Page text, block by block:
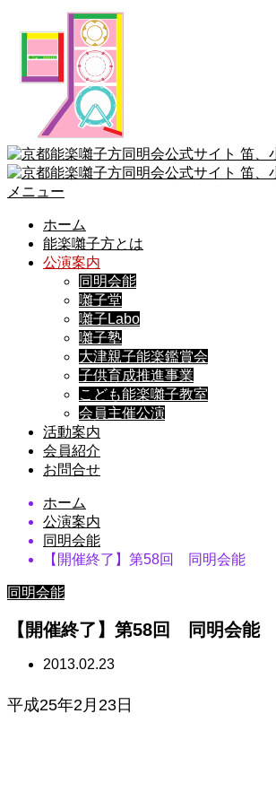
メニュー
ホーム
能楽囃子方とは
公演案内
同明会能
囃子堂
囃子Labo
囃子塾
大津親子能楽鑑賞会
子供育成推進事業
こども能楽囃子教室
会員主催公演
活動案内
会員紹介
お問合せ
ホーム
公演案内
同明会能
【開催終了】第58回 同明会能
同明会能
【開催終了】第58回 同明会能
2013.02.23
平成25年2月23日